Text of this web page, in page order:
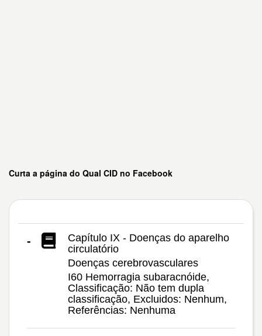
Curta a página do Qual CID no Facebook
-
Capítulo IX - Doenças do aparelho
circulatório
Doenças cerebrovasculares
I60 Hemorragia subaracnóide,
Classificação: Não tem dupla
classificação, Excluidos: Nenhum,
Referências: Nenhuma